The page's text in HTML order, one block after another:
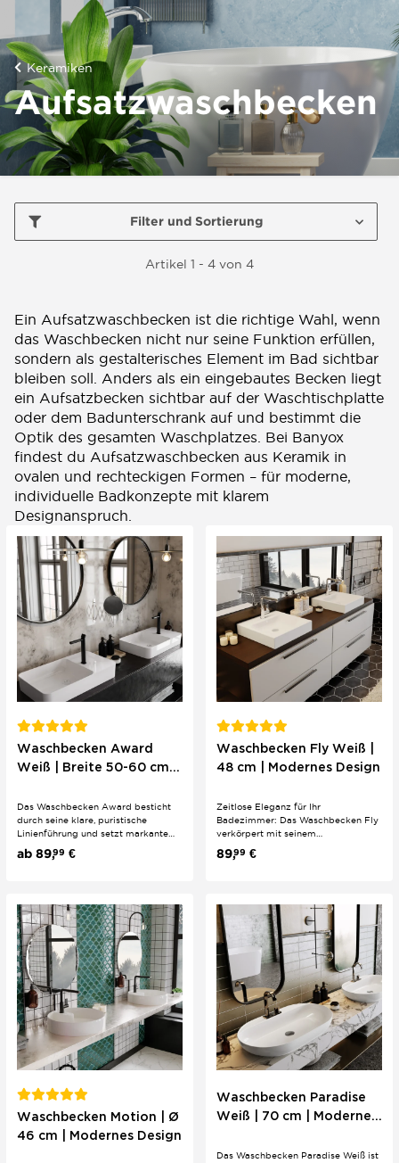
Keramiken
Aufsatzwaschbecken
Filter und Sortierung
Artikel 1 - 4 von 4
Ein Aufsatzwaschbecken ist die richtige Wahl, wenn
das Waschbecken nicht nur seine Funktion erfüllen,
sondern als gestalterisches Element im Bad sichtbar
bleiben soll. Anders als ein eingebautes Becken liegt
ein Aufsatzbecken sichtbar auf der Waschtischplatte
oder dem Badunterschrank auf und bestimmt die
Optik des gesamten Waschplatzes. Bei Banyox
findest du Aufsatzwaschbecken aus Keramik in
ovalen und rechteckigen Formen – für moderne,
individuelle Badkonzepte mit klarem
Designanspruch.
Waschbecken Award
Weiß | Breite 50-60 cm |
Das Waschbecken Award besticht
durch seine klare, puristische
Linienführung und setzt markante
Akzente auf jedem Waschtisch.
Erhältlich in den Breiten 50 cm und
Die hochwertige...
ab 89,99 €
Waschbecken Fly Weiß |
48 cm | Modernes Design
Zeitlose Eleganz für Ihr
Badezimmer: Das Waschbecken Fly
verkörpert mit seinem
hochglänzenden Oberfläche pure
ein und setzt...
89,99 €
Waschbecken Motion | Ø
46 cm | Modernes Design
Waschbecken Paradise
Weiß | 70 cm | Modernes
Das Waschbecken Paradise Weiß ist